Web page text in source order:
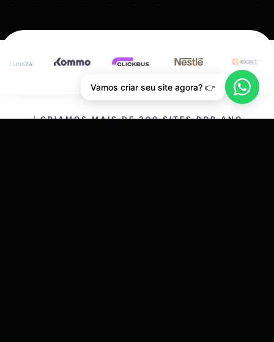
CRIAMOS MAIS DE 200 SITES POR ANO.
Vamos criar seu site agora? 👉